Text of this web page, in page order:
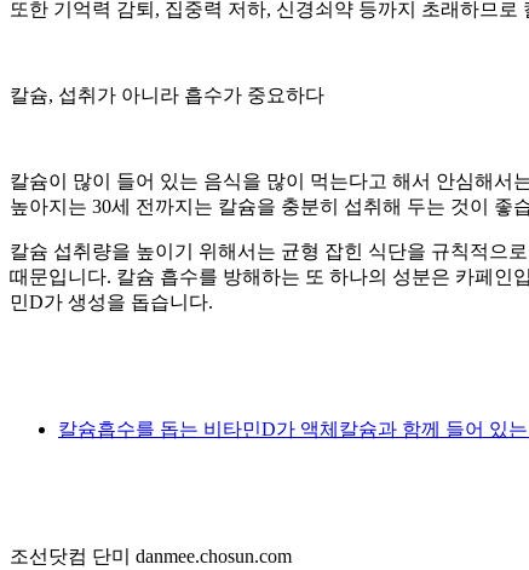
또한 기억력 감퇴, 집중력 저하, 신경쇠약 등까지 초래하므
칼슘, 섭취가 아니라 흡수가 중요하다
칼슘이 많이 들어 있는 음식을 많이 먹는다고 해서 안심해서
높아지는 30세 전까지는 칼슘을 충분히 섭취해 두는 것이 좋
칼슘 섭취량을 높이기 위해서는 균형 잡힌 식단을 규칙적으
때문입니다. 칼슘 흡수를 방해하는 또 하나의 성분은 카페인
민D가 생성을 돕습니다.
칼슘흡수를 돕는 비타민D가 액체칼슘과 함께 들어 있
조선닷컴 단미 danmee.chosun.com